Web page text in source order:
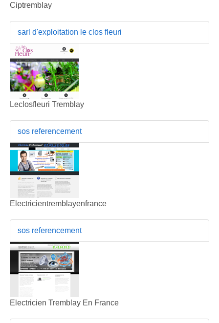
Ciptremblay
sarl d'exploitation le clos fleuri
Leclosfleuri Tremblay
sos referencement
Electricientremblayenfrance
sos referencement
Electricien Tremblay En France